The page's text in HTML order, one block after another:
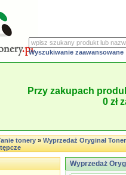
Wyszukiwanie zaawansowane
Przy zakupach
0 zł
tonery»Wyprzedaż Oryginał
Wyprzedaż